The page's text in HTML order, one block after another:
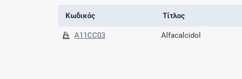
Κωδικός Τίτλος
A11CC03 Alfacalcidol